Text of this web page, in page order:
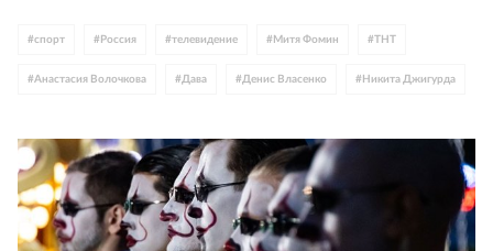
#спорт # Россия #телевидение # Митя Фомин #ТНТ
#Анастасия Волочкова #Дава #Денис Власенко # Никита Джигурда
Вячеслав Чепурченко